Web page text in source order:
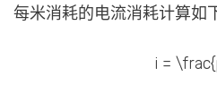
每米消耗的电流消耗计算如
i =